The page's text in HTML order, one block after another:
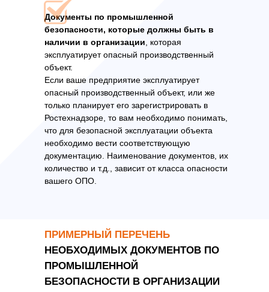
Документы по промышленной
безопасности, которые должны быть в
наличии в организации , которая
эксплуатирует опасный производственный
объект.
Если ваше предприятие эксплуатирует
опасный производственный объект, или же
только планирует его зарегистрировать в
Ростехнадзоре, то вам необходимо понимать,
что для безопасной эксплуатации объекта
необходимо вести соответствующую
документацию. Наименование документов, их
количество и т.д., зависит от класса опасности
вашего ОПО.
ПРИМЕРНЫЙ ПЕРЕЧЕНЬ
НЕОБХОДИМЫХ ДОКУМЕНТОВ ПО
ПРОМЫШЛЕННОЙ
БЕЗОПАСНОСТИ В ОРГАНИЗАЦИИ